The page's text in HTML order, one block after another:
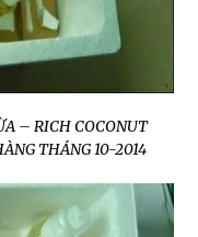
– RICH COCONUT
THÁNG 10-2014